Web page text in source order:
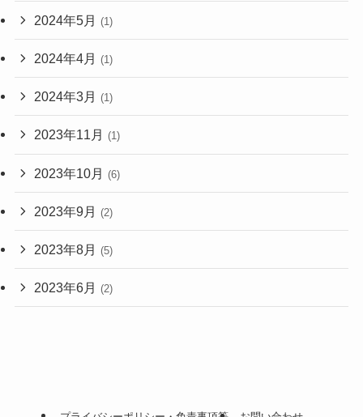
2024年5月 (1)
2024年4月 (1)
2024年3月 (1)
2023年11月 (1)
2023年10月 (6)
2023年9月 (2)
2023年8月 (5)
2023年6月 (2)